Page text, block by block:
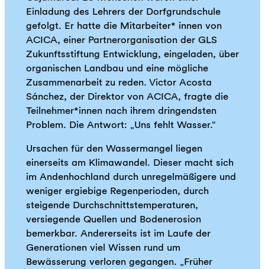
Einladung des Lehrers der Dorfgrundschule
gefolgt. Er hatte die Mitarbeiter* innen von
ACICA, einer Partnerorganisation der GLS
Zukunftsstiftung Entwicklung, eingeladen, über
organischen Landbau und eine mögliche
Zusammenarbeit zu reden. Victor Acosta
Sánchez, der Direktor von ACICA, fragte die
Teilnehmer*innen nach ihrem dringendsten
Problem. Die Antwort: „Uns fehlt Wasser.“
Ursachen für den Wassermangel liegen
einerseits am Klimawandel. Dieser macht sich
im Andenhochland durch unregelmäßigere und
weniger ergiebige Regenperioden, durch
steigende Durchschnittstemperaturen,
versiegende Quellen und Bodenerosion
bemerkbar. Andererseits ist im Laufe der
Generationen viel Wissen rund um
Bewässerung verloren gegangen. „Früher